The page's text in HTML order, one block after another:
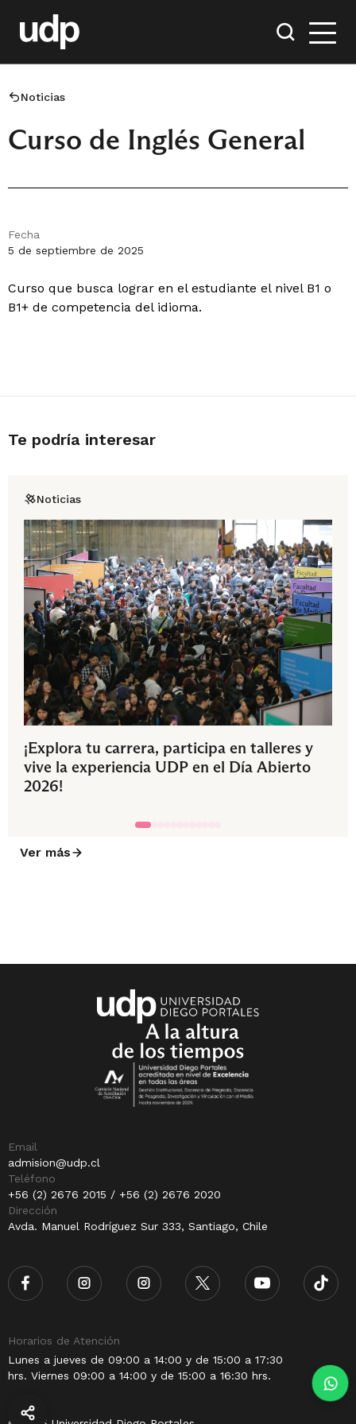
Noticias
Curso de Inglés General
Fecha
5 de septiembre de 2025
Curso que busca lograr en el estudiante el nivel B1 o
B1+ de competencia del idioma.
Te podría interesar
Noticias
¡Explora tu carrera, participa en talleres y
vive la experiencia UDP en el Día Abierto
2026!
Ver más
Email
admision@udp.cl
Teléfono
+56 (2) 2676 2015 / +56 (2) 2676 2020
Dirección
Avda. Manuel Rodríguez Sur 333, Santiago, Chile
Horarios de Atención
Lunes a jueves de 09:00 a 14:00 y de 15:00 a 17:30
hrs. Viernes 09:00 a 14:00 y de 15:00 a 16:30 hrs.